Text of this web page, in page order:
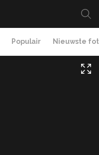
Populair Nieuwste